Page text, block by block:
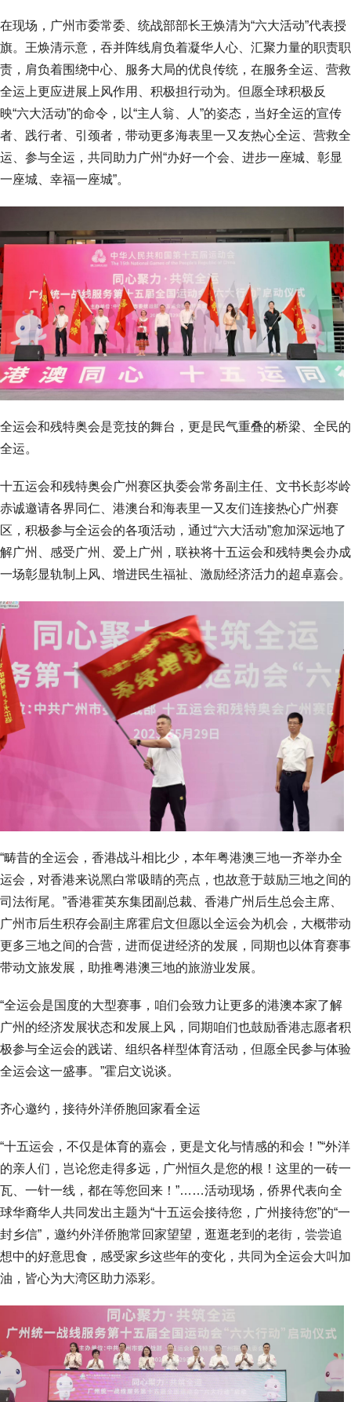
在现场，广州市委常委、统战部部长王焕清为“六大活动”代表授
旗。王焕清示意，吞并阵线肩负着凝华人心、汇聚力量的职责职
责，肩负着围绕中心、服务大局的优良传统，在服务全运、营救
全运上更应进展上风作用、积极担行动为。但愿全球积极反
映“六大活动”的命令，以“主人翁、人”的姿态，当好全运的宣传
者、践行者、引颈者，带动更多海表里一又友热心全运、营救全
运、参与全运，共同助力广州“办好一个会、进步一座城、彰显
一座城、幸福一座城”。
全运会和残特奥会是竞技的舞台，更是民气重叠的桥梁、全民的
全运。
十五运会和残特奥会广州赛区执委会常务副主任、文书长彭岑岭
赤诚邀请各界同仁、港澳台和海表里一又友们连接热心广州赛
区，积极参与全运会的各项活动，通过“六大活动”愈加深远地了
解广州、感受广州、爱上广州，联袂将十五运会和残特奥会办成
一场彰显轨制上风、增进民生福祉、激励经济活力的超卓嘉会。
“畴昔的全运会，香港战斗相比少，本年粤港澳三地一齐举办全
运会，对香港来说黑白常吸睛的亮点，也故意于鼓励三地之间的
司法衔尾。”香港霍英东集团副总裁、香港广州后生总会主席、
广州市后生积存会副主席霍启文但愿以全运会为机会，大概带动
更多三地之间的合营，进而促进经济的发展，同期也以体育赛事
带动文旅发展，助推粤港澳三地的旅游业发展。
“全运会是国度的大型赛事，咱们会致力让更多的港澳本家了解
广州的经济发展状态和发展上风，同期咱们也鼓励香港志愿者积
极参与全运会的践诺、组织各样型体育活动，但愿全民参与体验
全运会这一盛事。”霍启文说谈。
齐心邀约，接待外洋侨胞回家看全运
“十五运会，不仅是体育的嘉会，更是文化与情感的和会！”“外洋
的亲人们，岂论您走得多远，广州恒久是您的根！这里的一砖一
瓦、一针一线，都在等您回来！”……活动现场，侨界代表向全
球华裔华人共同发出主题为“十五运会接待您，广州接待您”的“一
封乡信”，邀约外洋侨胞常回家望望，逛逛老到的老街，尝尝追
想中的好意思食，感受家乡这些年的变化，共同为全运会大叫加
油，皆心为大湾区助力添彩。